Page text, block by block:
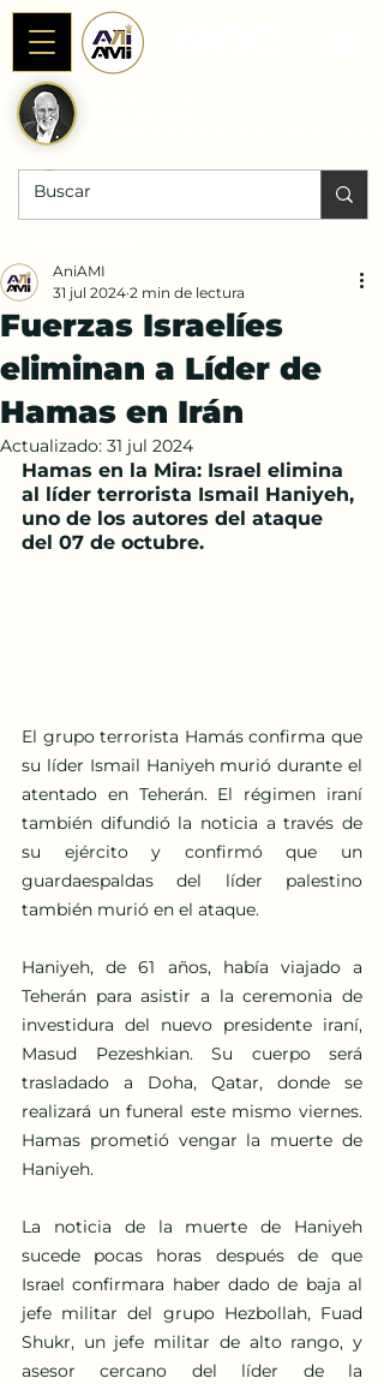
Fuerzas Israelíes
eliminan a Líder de
Hamas en Irán
AniAMI
31 jul 2024 2 min de lectura
Actualizado: 31 jul 2024
Hamas en la Mira: Israel elimina
al líder terrorista Ismail Haniyeh,
uno de los autores del ataque
del 07 de octubre.
El grupo terrorista Hamás confirma que
su líder Ismail Haniyeh murió durante el
atentado en Teherán. El régimen iraní
también difundió la noticia a través de
su ejército y confirmó que un
guardaespaldas del líder palestino
también murió en el ataque.
Haniyeh, de 61 años, había viajado a
Teherán para asistir a la ceremonia de
investidura del nuevo presidente iraní,
Masud Pezeshkian. Su cuerpo será
trasladado a Doha, Qatar, donde se
realizará un funeral este mismo viernes.
Hamas prometió vengar la muerte de
Haniyeh.
La noticia de la muerte de Haniyeh
sucede pocas horas después de que
Israel confirmara haber dado de baja al
jefe militar del grupo Hezbollah, Fuad
Shukr, un jefe militar de alto rango, y
asesor cercano del líder de la